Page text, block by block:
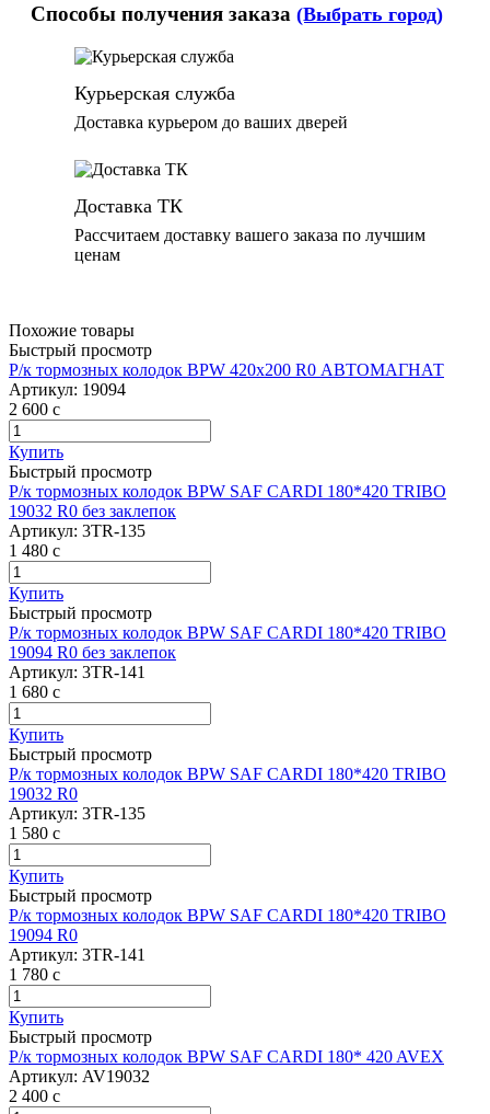
Способы получения заказа (Выбрать город)
Курьерская служба
Доставка курьером до ваших дверей
Доставка ТК
Рассчитаем доставку вашего заказа по лучшим
ценам
Похожие товары
Быстрый просмотр
Р/к тормозных колодок BPW 420х200 R0 АВТОМАГНАТ
Артикул: 19094
2 600 c
Купить
Быстрый просмотр
Р/к тормозных колодок BPW SAF CARDI 180*420 TRIBO
19032 R0 без заклепок
Артикул: 3TR-135
1 480 c
Купить
Быстрый просмотр
Р/к тормозных колодок BPW SAF CARDI 180*420 TRIBO
19094 R0 без заклепок
Артикул: 3TR-141
1 680 c
Купить
Быстрый просмотр
Р/к тормозных колодок BPW SAF CARDI 180*420 TRIBO
19032 R0
Артикул: 3TR-135
1 580 c
Купить
Быстрый просмотр
Р/к тормозных колодок BPW SAF CARDI 180*420 TRIBO
19094 R0
Артикул: 3TR-141
1 780 c
Купить
Быстрый просмотр
Р/к тормозных колодок BPW SAF CARDI 180* 420 AVEX
Артикул: AV19032
2 400 c